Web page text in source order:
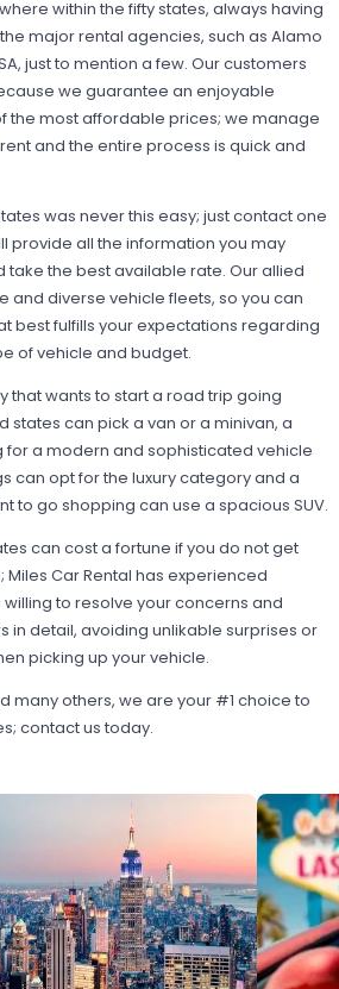
within the fifty states, always having
major rental agencies, such as Alamo
just to mention a few. Our customers
we guarantee an enjoyable
the most affordable prices; we manage
and the entire process is quick and
was never this easy; just contact one
provide all the information you may
take the best available rate. Our allied
and diverse vehicle fleets, so you can
best fulfills your expectations regarding
of vehicle and budget.
that wants to start a road trip going
states can pick a van or a minivan, a
for a modern and sophisticated vehicle
can opt for the luxury category and a
to go shopping can use a spacious SUV.
can cost a fortune if you do not get
Car Rental has experienced
to resolve your concerns and
in detail, avoiding unlikable surprises or
picking up your vehicle.
many others, we are your #1 choice to
contact us today.